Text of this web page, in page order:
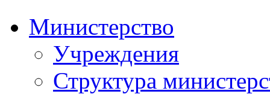
Министерство
Учреждения
Структура